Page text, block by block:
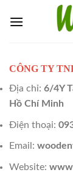
CÔNG TY
Địa chỉ: 6/4Y
Hồ Chí Minh
Điện thoại:
Email:
Website: